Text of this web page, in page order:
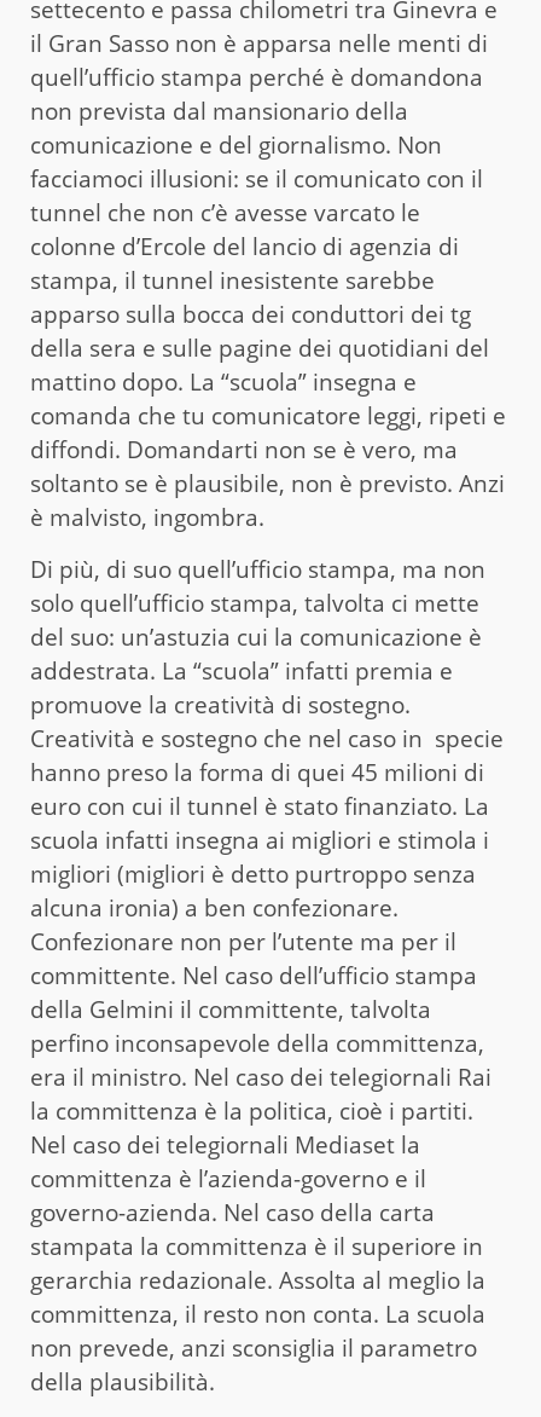
settecento e passa chilometri tra Ginevra e
il Gran Sasso non è apparsa nelle menti di
quell’ufficio stampa perché è domandona
non prevista dal mansionario della
comunicazione e del giornalismo. Non
facciamoci illusioni: se il comunicato con il
tunnel che non c’è avesse varcato le
colonne d’Ercole del lancio di agenzia di
stampa, il tunnel inesistente sarebbe
apparso sulla bocca dei conduttori dei tg
della sera e sulle pagine dei quotidiani del
mattino dopo. La “scuola” insegna e
comanda che tu comunicatore leggi, ripeti e
diffondi. Domandarti non se è vero, ma
soltanto se è plausibile, non è previsto. Anzi
è malvisto, ingombra.
Di più, di suo quell’ufficio stampa, ma non
solo quell’ufficio stampa, talvolta ci mette
del suo: un’astuzia cui la comunicazione è
addestrata. La “scuola” infatti premia e
promuove la creatività di sostegno.
Creatività e sostegno che nel caso in specie
hanno preso la forma di quei 45 milioni di
euro con cui il tunnel è stato finanziato. La
scuola infatti insegna ai migliori e stimola i
migliori (migliori è detto purtroppo senza
alcuna ironia) a ben confezionare.
Confezionare non per l’utente ma per il
committente. Nel caso dell’ufficio stampa
della Gelmini il committente, talvolta
perfino inconsapevole della committenza,
era il ministro. Nel caso dei telegiornali Rai
la committenza è la politica, cioè i partiti.
Nel caso dei telegiornali Mediaset la
committenza è l’azienda-governo e il
governo-azienda. Nel caso della carta
stampata la committenza è il superiore in
gerarchia redazionale. Assolta al meglio la
committenza, il resto non conta. La scuola
non prevede, anzi sconsiglia il parametro
della plausibilità.